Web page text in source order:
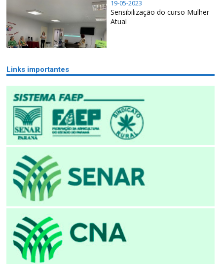
19-05-2023
Sensibilização do curso Mulher
Atual
Links importantes